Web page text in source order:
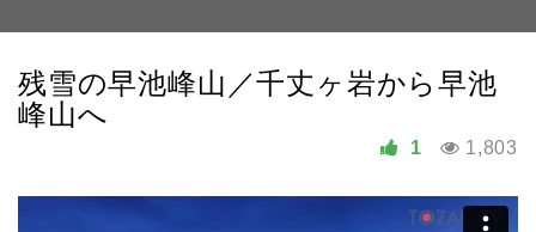
残雪の早池峰山／千丈ヶ岩から早池
峰山へ
1,803
1